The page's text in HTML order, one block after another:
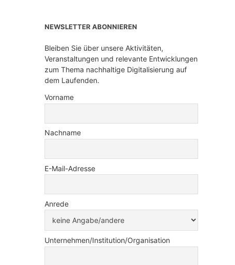
NEWSLETTER ABONNIEREN
Bleiben Sie über unsere Aktivitäten,
Veranstaltungen und relevante Entwicklungen
zum Thema nachhaltige Digitalisierung auf
dem Laufenden.
Vorname
Nachname
E-Mail-Adresse
Anrede
Unternehmen/Institution/Organisation